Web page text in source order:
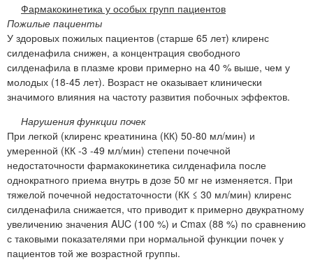
Фармакокинетика у особых групп пациентов
Пожилые пациенты
У здоровых пожилых пациентов (старше 65 лет) клиренс
силденафила снижен, а концентрация свободного
силденафила в плазме крови примерно на 40 % выше, чем у
молодых (18-45 лет). Возраст не оказывает клинически
значимого влияния на частоту развития побочных эффектов.
Нарушения функции почек
При легкой (клиренс креатинина (КК) 50-80 мл/мин) и
умеренной (КК -3 -49 мл/мин) степени почечной
недостаточности фармакокинетика силденафила после
однократного приема внутрь в дозе 50 мг не изменяется. При
тяжелой почечной недостаточности (КК ≤ 30 мл/мин) клиренс
силденафила снижается, что приводит к примерно двукратному
увеличению значения AUC (100 %) и Сmax (88 %) по сравнению
с таковыми показателями при нормальной функции почек у
пациентов той же возрастной группы.